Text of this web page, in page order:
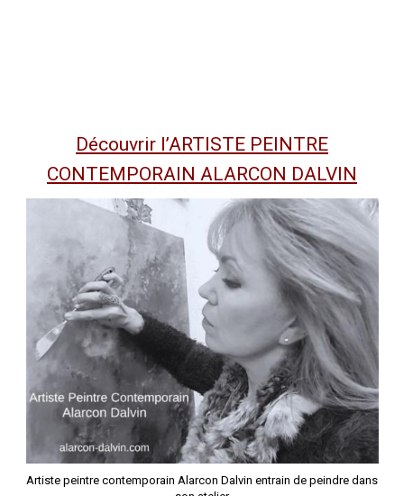
Découvrir l’ARTISTE PEINTRE
CONTEMPORAIN ALARCON DALVIN
Artiste peintre contemporain Alarcon Dalvin entrain de peindre dans